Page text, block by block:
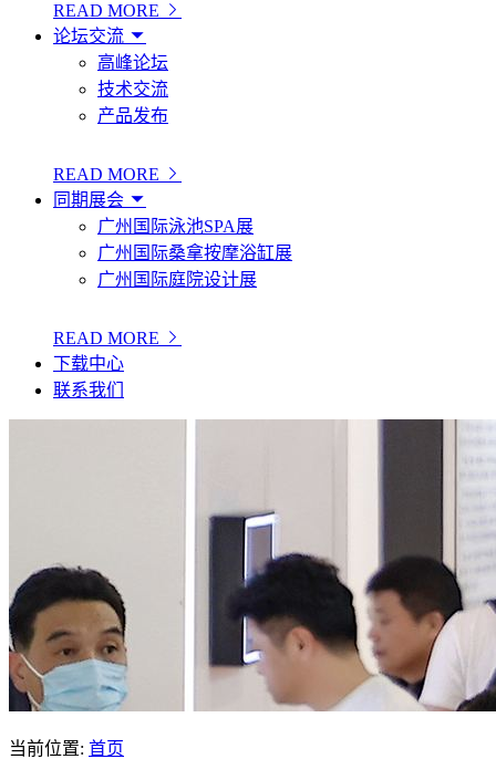
READ MORE
论坛交流
高峰论坛
技术交流
产品发布
READ MORE
同期展会
广州国际泳池SPA展
广州国际桑拿按摩浴缸展
广州国际庭院设计展
READ MORE
下载中心
联系我们
当前位置: 首页